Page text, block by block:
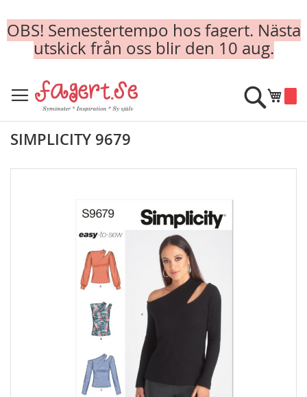
OBS! Semestertempo hos fagert. Nästa
utskick från oss blir den 10 aug.
to
Content
Min
Sök
SIMPLICITY 9679